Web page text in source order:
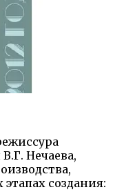
Нечаева,
создания: